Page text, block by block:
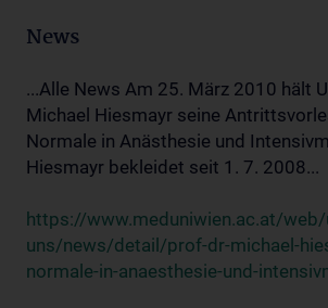
News
...Alle News Am 25. März 2010 hält
Michael Hiesmayr seine
Normale in Anästhesie und
Hiesmayr bekleidet seit 1. 7. 2008...
https://www.meduniwien.ac.at/web/
uns/news/detail/prof-dr-michael-
normale-in-anaesthesie-und-